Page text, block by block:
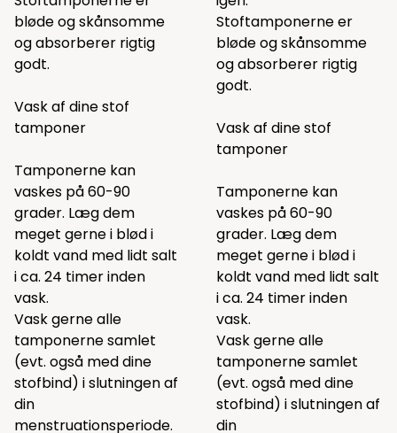
bløde og skånsomme
og absorberer rigtig
godt.
Vask af dine stof
tamponer
Tamponerne kan
vaskes på 60-90
grader. Læg dem
meget gerne i blød i
koldt vand med lidt salt
i ca. 24 timer inden
vask.
Vask gerne alle
tamponerne samlet
(evt. også med dine
stofbind) i slutningen af
din
menstruationsperiode.
Stoftamponerne er
bløde og skånsomme
og absorberer rigtig
godt.
Vask af dine stof
tamponer
Tamponerne kan
vaskes på 60-90
grader. Læg dem
meget gerne i blød i
koldt vand med lidt salt
i ca. 24 timer inden
vask.
Vask gerne alle
tamponerne samlet
(evt. også med dine
stofbind) i slutningen af
din